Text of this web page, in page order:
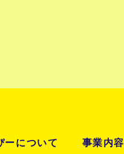
ーについて 事業内容